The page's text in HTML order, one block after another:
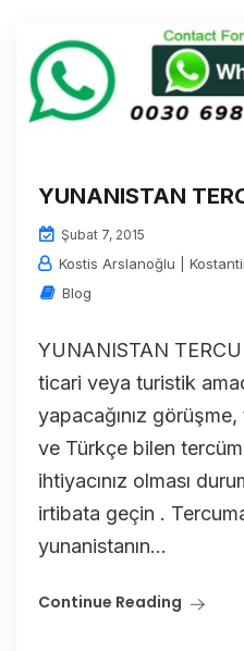
YUNANISTAN
Şubat 7, 2015
Kostis Arslanoğlu |
Blog
YUNANISTAN
ticari veya turistik
yapacağınız
ve Türkçe bilen
ihtiyacınız olması
irtibata geçin .
yunanistanın...
Continue Reading